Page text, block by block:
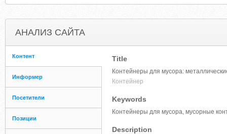
АНАЛИЗ САЙТА
Контент
Информер
Посетители
Позиции
Title
Контейнеры для мусора:
Контейнер
Keywords
Контейнеры для мусора, мусорные
Description